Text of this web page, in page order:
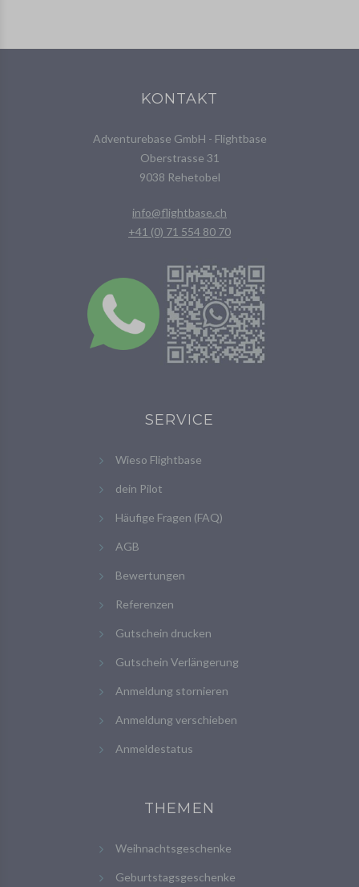
KONTAKT
Adventurebase GmbH - Flightbase
Oberstrasse 31
9038 Rehetobel
info@flightbase.ch
+41 (0) 71 554 80 70
SERVICE
Wieso Flightbase
dein Pilot
Häufige Fragen (FAQ)
AGB
Bewertungen
Referenzen
Gutschein drucken
Gutschein Verlängerung
Anmeldung stornieren
Anmeldung verschieben
Anmeldestatus
THEMEN
Weihnachtsgeschenke
Geburtstagsgeschenke